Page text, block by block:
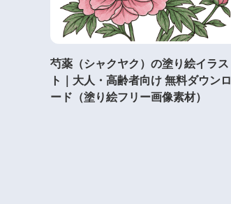
芍薬（シャクヤク）の塗り絵イラス
ト｜大人・高齢者向け 無料ダウンロ
ード（塗り絵フリー画像素材）